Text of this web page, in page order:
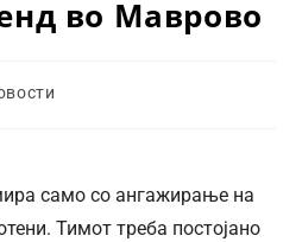
во Маврово
само со ангажирање на
Тимот треба постојано